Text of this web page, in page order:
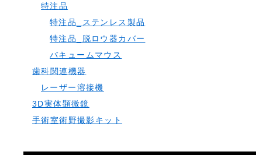
特注品
特注品_ステンレス製品
特注品_脱ロウ器カバー
バキュームマウス
歯科関連機器
レーザー溶接機
3D実体顕微鏡
手術室術野撮影キット